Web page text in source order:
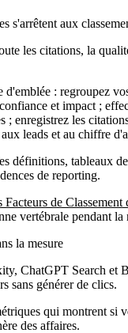
s'arrêtent aux
les citations, la
d'emblée : regroupez
et impact ;
; enregistrez les
leads et au chiffre
définitions, tableaux
de reporting.
Facteurs de Classement
vertébrale pendant
la mesure
ChatGPT Search et
sans générer de clics.
qui montrent si
des affaires.